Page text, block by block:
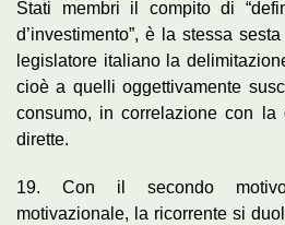
Stati membri il compito di
d’investimento”, è la stessa
legislatore italiano la
cioè a quelli oggettivamente
consumo, in correlazione con la
dirette.
19. Con il secondo
motivazionale, la ricorrente si